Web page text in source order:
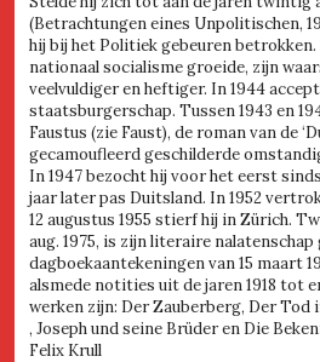
(Betrachtungen eines Unpolitischen,
hij bij het Politiek gebeuren
nationaal socialisme groeide, zijn
veelvuldiger en heftiger. In 1944
staatsburgerschap. Tussen 1943 en
Faustus (zie Faust), de roman van de
gecamoufleerd geschilderde
In 1947 bezocht hij voor het eerst
jaar later pas Duitsland. In 1952
12 augustus 1955 stierf hij in Zürich.
aug. 1975, is zijn literaire nalatenschap
dagboekaantekeningen van 15 maart
alsmede notities uit de jaren 1918 tot
werken zijn: Der Zauberberg, Der Tod
, Joseph und seine Brüder en Die
Felix Krull